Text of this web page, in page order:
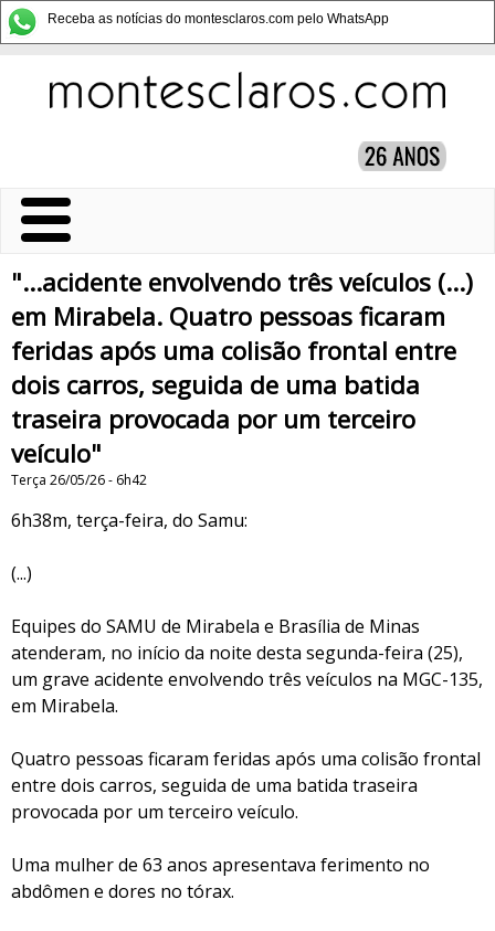
Receba as notícias do montesclaros.com pelo WhatsApp
"...acidente envolvendo três veículos (...)
em Mirabela. Quatro pessoas ficaram
feridas após uma colisão frontal entre
dois carros, seguida de uma batida
traseira provocada por um terceiro
veículo"
Terça 26/05/26 - 6h42
6h38m, terça-feira, do Samu:
(...)
Equipes do SAMU de Mirabela e Brasília de Minas
atenderam, no início da noite desta segunda-feira (25),
um grave acidente envolvendo três veículos na MGC-135,
em Mirabela.
Quatro pessoas ficaram feridas após uma colisão frontal
entre dois carros, seguida de uma batida traseira
provocada por um terceiro veículo.
Uma mulher de 63 anos apresentava ferimento no
abdômen e dores no tórax.